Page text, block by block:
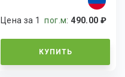
Цена за 1пог.м:490.00 ₽
КУПИТЬ